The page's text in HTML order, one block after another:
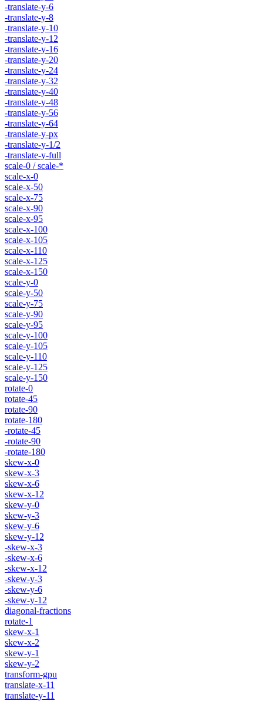
-translate-y-6
-translate-y-8
-translate-y-10
-translate-y-12
-translate-y-16
-translate-y-20
-translate-y-24
-translate-y-32
-translate-y-40
-translate-y-48
-translate-y-56
-translate-y-64
-translate-y-px
-translate-y-1/2
-translate-y-full
scale-0 / scale-*
scale-x-0
scale-x-50
scale-x-75
scale-x-90
scale-x-95
scale-x-100
scale-x-105
scale-x-110
scale-x-125
scale-x-150
scale-y-0
scale-y-50
scale-y-75
scale-y-90
scale-y-95
scale-y-100
scale-y-105
scale-y-110
scale-y-125
scale-y-150
rotate-0
rotate-45
rotate-90
rotate-180
-rotate-45
-rotate-90
-rotate-180
skew-x-0
skew-x-3
skew-x-6
skew-x-12
skew-y-0
skew-y-3
skew-y-6
skew-y-12
-skew-x-3
-skew-x-6
-skew-x-12
-skew-y-3
-skew-y-6
-skew-y-12
diagonal-fractions
rotate-1
skew-x-1
skew-x-2
skew-y-1
skew-y-2
transform-gpu
translate-x-11
translate-y-11